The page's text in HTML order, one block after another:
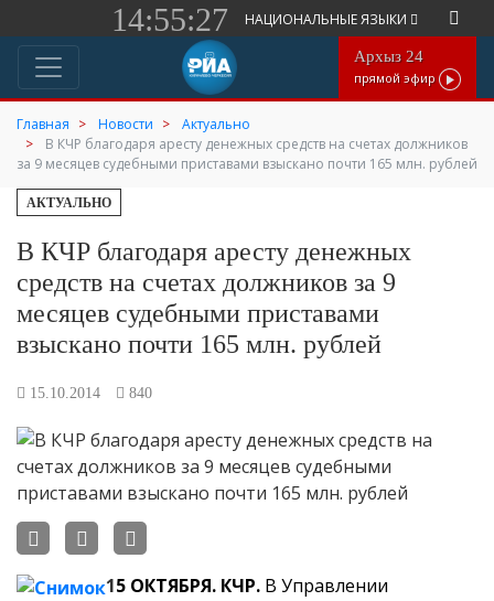
14:55:27 НАЦИОНАЛЬНЫЕ ЯЗЫКИ
Архыз 24
прямой эфир
Главная Новости
Актуально
В КЧР благодаря аресту денежных средств на счетах должников
за 9 месяцев судебными приставами взыскано почти 165 млн. рублей
АКТУАЛЬНО
В КЧР благодаря аресту денежных
средств на счетах должников за 9
месяцев судебными приставами
взыскано почти 165 млн. рублей
15.10.2014 840
15 ОКТЯБРЯ. КЧР. В Управлении